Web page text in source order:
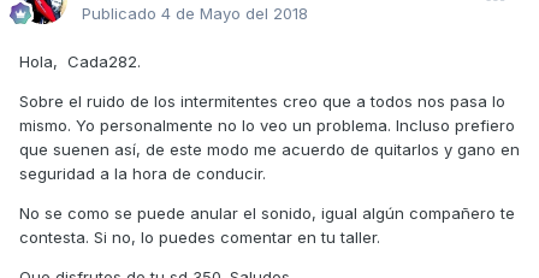
Publicado 4 de Mayo del 2018
Hola, Cada282.
Sobre el ruido de los intermitentes creo que a todos nos pasa lo
mismo. Yo personalmente no lo veo un problema. Incluso prefiero
que suenen así, de este modo me acuerdo de quitarlos y gano en
seguridad a la hora de conducir.
No se como se puede anular el sonido, igual algún compañero te
contesta. Si no, lo puedes comentar en tu taller.